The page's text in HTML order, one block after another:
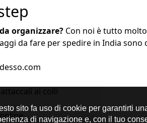
organizzare? Con noi è tutto
da fare per spedire in India sono
ai colli